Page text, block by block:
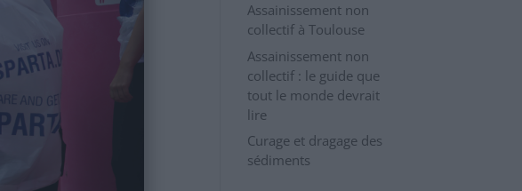
Assainissement non
collectif à Toulouse
Assainissement non
collectif : le guide que
tout le monde devrait
lire
Curage et dragage des
sédiments